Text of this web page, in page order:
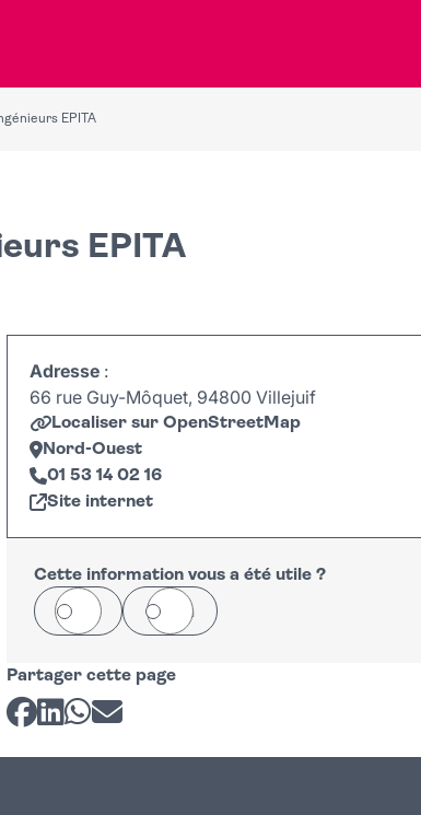
EPITA
EPITA
Adresse :
66 rue Guy-Môquet, 94800 Villejuif
Localiser sur OpenStreetMap
Nord-Ouest
01 53 14 02 16
Site internet
+
−
Cette information vous a été utile ?
Oui Non
Partager cette page
Partager sur Facebook
Partager sur LinkedIn
Partager sur Whatsapp
Partager par courriel